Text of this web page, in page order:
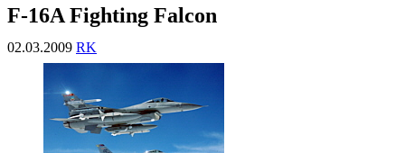
F-16A Fighting Falcon
02.03.2009 RK